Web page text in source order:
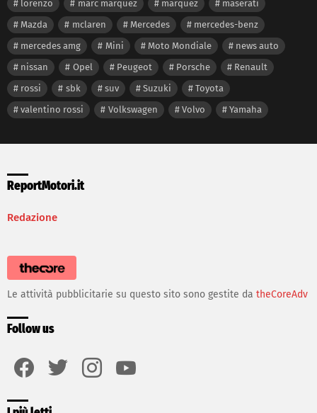
lorenzo
marc marquez marquez
maserati
Mazda
mclaren Mercedes
mercedes-benz
mercedes amg
Mini Moto Mondiale
news auto
nissan
Opel Peugeot Porsche
Renault
rossi
sbk suv Suzuki
Toyota
valentino rossi
Volkswagen Volvo Yamaha
ReportMotori.it
Redazione
Le attività pubblicitarie su questo sito sono gestite da theCoreAdv
Follow us